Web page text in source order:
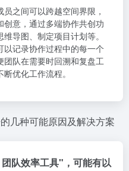
员之间可以跨越空间界限，
意，通过多端协作共创功
导图、制定项目计划等。
记录协作过程中的每一个
队在需要时回溯和复盘工
优化工作流程。
几种可能原因及解决方案
队效率工具"，可能有以